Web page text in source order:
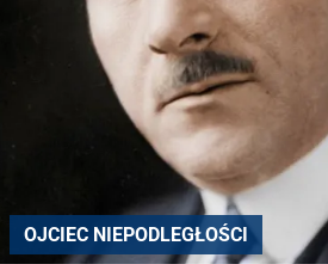
OJCIEC NIEPODLEGŁOŚCI